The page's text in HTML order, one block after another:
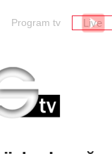
Program tv Live